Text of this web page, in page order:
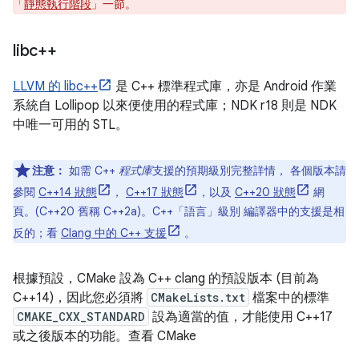
「靜態執行階段 」一節。
libc++
LLVM 的 libc++
是 C++ 標準程式庫，亦是 Android 作業
系統自 Lollipop 以來便使用的程式庫；NDK r18 則是 NDK
中唯一可用的 STL。
注意： 如需 C++ 程式庫支援的預期級別完整詳情， 各個版本請
參閱 C++14 狀態 ， C++17 狀態 ，以及 C++20 狀態
網
頁。(C++20 舊稱 C++2a)。C++「語言」 級別 編譯器中的支援是相
反的；看 Clang 中的 C++ 支援 。
根據預設，CMake 設為 C++ clang 的預設版本 (目前為
C++14)，因此您必須將 CMakeLists.txt 檔案中的標準
CMAKE_CXX_STANDARD 設為適當的值，才能使用 C++17
或之後版本的功能。查看 CMake